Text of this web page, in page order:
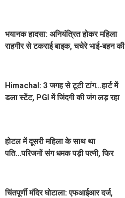
भयानक हादसा: अनियंत्रित होकर महिला
राहगीर से टकराई बाइक, चचेरे भाई-बहन की
Himachal: 3 जगह से टूटी टांग...हार्ट में
डला स्टेंट, PGI में जिंदगी की जंग लड़ रहा
होटल में दूसरी महिला के साथ था
पति...परिजनों संग धमक पड़ी पत्नी, फिर
चिंतपूर्णी मंदिर घोटाला: एफआईआर दर्ज,